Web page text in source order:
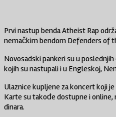
Prvi nastup benda Atheist Rap
nemačkim bendom Defenders of
Novosadski pankeri su u
kojih su nastupali i u Engleskoj,
Ulaznice kupljene za koncert koji
Karte su takođe dostupne i online,
dinara.